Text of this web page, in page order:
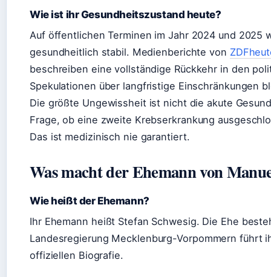
Wie ist ihr Gesundheitszustand heute?
Auf öffentlichen Terminen im Jahr 2024 und 2025
gesundheitlich stabil. Medienberichte von
beschreiben eine vollständige Rückkehr in den
Spekulationen über langfristige Einschränkungen
Die größte Ungewissheit ist nicht die akute
Frage, ob eine zweite Krebserkrankung
Das ist medizinisch nie garantiert.
Was macht der Ehemann von
Wie heißt der Ehemann?
Ihr Ehemann heißt Stefan Schwesig. Die Ehe
Landesregierung Mecklenburg-Vorpommern führt
offiziellen Biografie.